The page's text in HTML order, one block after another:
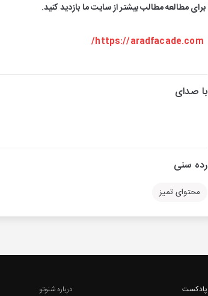
برای مطالعه مطالب بیشتر از سایت ما بازدید کنید.
https://aradfacade.com/
با صدای
رده سنی
محتوای تمیز
پادکست
درباره شنوتو